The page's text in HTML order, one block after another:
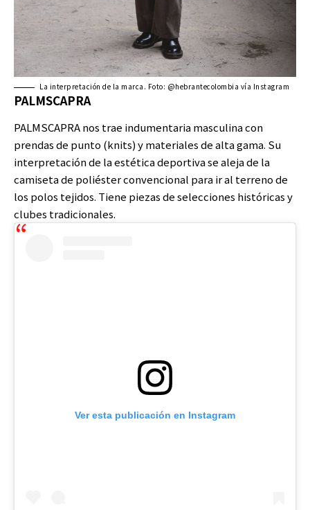
La interpretación de la marca. Foto: @hebrantecolombia vía Instagram
PALMSCAPRA
PALMSCAPRA nos trae indumentaria masculina con
prendas de punto (knits) y materiales de alta gama. Su
interpretación de la estética deportiva se aleja de la
camiseta de poliéster convencional para ir al terreno de
los polos tejidos. Tiene piezas de selecciones históricas y
clubes tradicionales.
Ver esta publicación en Instagram